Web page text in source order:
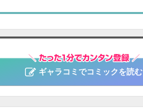
ギャラコミでコミックを読む